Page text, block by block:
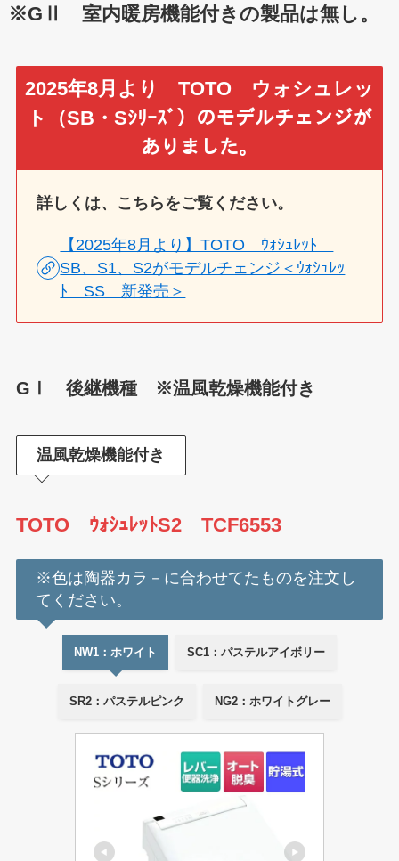
※GⅡ 室内暖房機能付きの製品は無し。
2025年8月より TOTO ウォシュレッ
ト（SB・Sｼﾘｰｽﾞ） のモデルチェンジが
ありました。
詳しくは、こちらをご覧ください。
【2025年8月より】TOTO ｳｫｼｭﾚｯﾄ
SB、S1、S2がモデルチェンジ＜ｳｫｼｭﾚｯ
ﾄ SS 新発売＞
GⅠ 後継機種 ※温風乾燥機能付き
温風乾燥機能付き
TOTO ｳｫｼｭﾚｯﾄS2 TCF6553
※色は陶器カラ－に合わせてたものを注文し
てください。
NW1：ホワイト SC1：パステルアイボリー
SR2：パステルピンク NG2：ホワイトグレー